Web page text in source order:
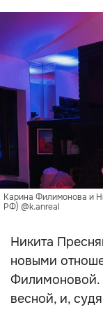
Карина Филимонова и
РФ) @k.anreal
Никита
новыми
Филимоновой.
весной, и,